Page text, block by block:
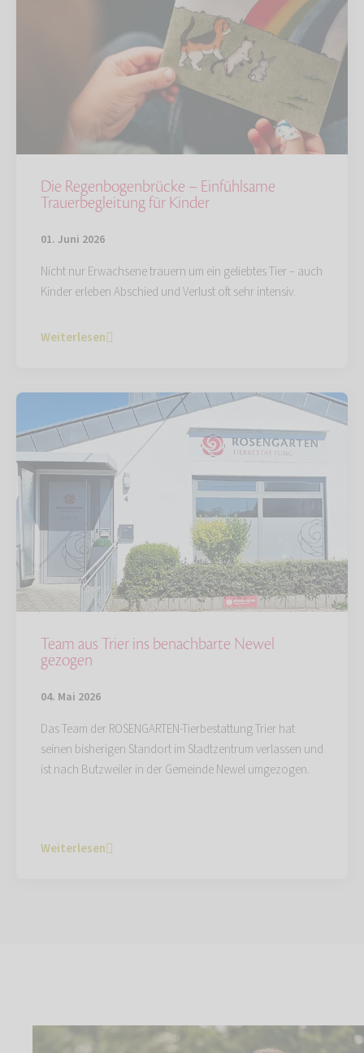
Die Regenbogenbrücke – Einfühlsame
Trauerbegleitung für Kinder
01. Juni 2026
Nicht nur Erwachsene trauern um ein geliebtes Tier – auch
Kinder erleben Abschied und Verlust oft sehr intensiv.
Weiterlesen
Team aus Trier ins benachbarte Newel
gezogen
04. Mai 2026
Das Team der ROSENGARTEN-Tierbestattung Trier hat
seinen bisherigen Standort im Stadtzentrum verlassen und
ist nach Butzweiler in der Gemeinde Newel umgezogen.
Weiterlesen